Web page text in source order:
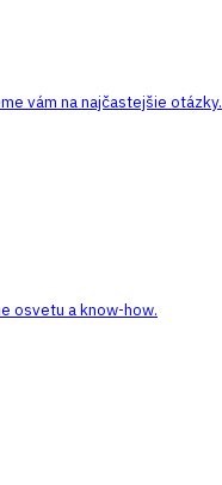
vám na najčastejšie otázky.
osvetu a know-how.